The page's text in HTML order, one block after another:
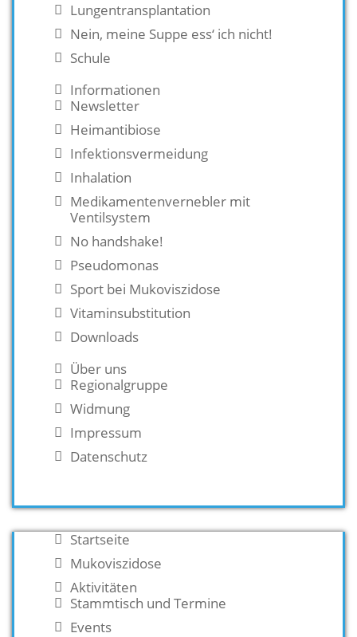
Lungentransplantation
Nein, meine Suppe ess‘ ich nicht!
Schule
Informationen
Newsletter
Heimantibiose
Infektionsvermeidung
Inhalation
Medikamentenvernebler mit
Ventilsystem
No handshake!
Pseudomonas
Sport bei Mukoviszidose
Vitaminsubstitution
Downloads
Über uns
Regionalgruppe
Widmung
Impressum
Datenschutz
Startseite
Mukoviszidose
Aktivitäten
Stammtisch und Termine
Events